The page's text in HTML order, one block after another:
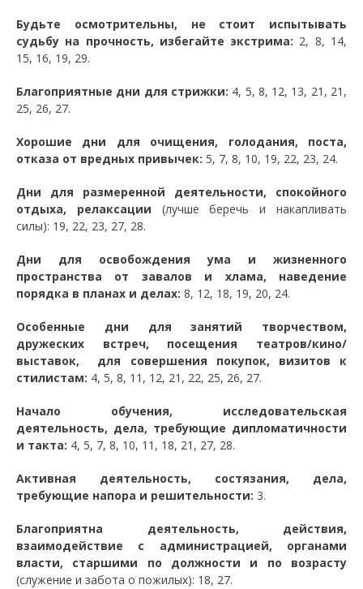
Будьте осмотрительны, не стоит испытывать
судьбу на прочность, избегайте экстрима: 2, 8, 14,
15, 16, 19, 29.
Благоприятные дни для стрижки: 4, 5, 8, 12, 13, 21, 21,
25, 26, 27.
Хорошие дни для очищения, голодания, поста,
отказа от вредных привычек: 5, 7, 8, 10, 19, 22, 23, 24.
Дни для размеренной деятельности, спокойного
отдыха, релаксации (лучше беречь и накапливать
силы): 19, 22, 23, 27, 28.
Дни для освобождения ума и жизненного
пространства от завалов и хлама, наведение
порядка в планах и делах: 8, 12, 18, 19, 20, 24.
Особенные дни для занятий творчеством,
дружеских встреч, посещения театров/кино/
выставок, для совершения покупок, визитов к
стилистам: 4, 5, 8, 11, 12, 21, 22, 25, 26, 27.
Начало обучения, исследовательская
деятельность, дела, требующие дипломатичности
и такта: 4, 5, 7, 8, 10, 11, 18, 21, 27, 28.
Активная деятельность, состязания, дела,
требующие напора и решительности: 3.
Благоприятна деятельность, действия,
взаимодействие с администрацией, органами
власти, старшими по должности и по возрасту
(служение и забота о пожилых): 18, 27.